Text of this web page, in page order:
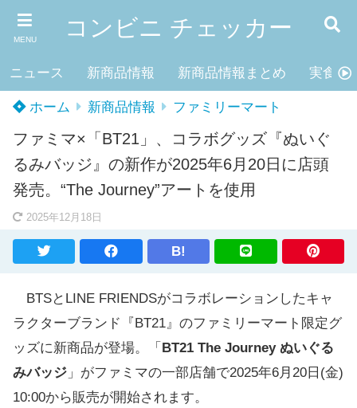
MENU コンビニ チェッカー
ニュース 新商品情報 新商品情報まとめ 実食レ
ホーム 新商品情報 ファミリーマート
ファミマ×「BT21」、コラボグッズ『ぬいぐ
るみバッジ』の新作が2025年6月20日に店頭
発売。“The Journey”アートを使用
2025年12月18日
B!
BTSとLINE FRIENDSがコラボレーションしたキャ
ラクターブランド『BT21』のファミリーマート限定グ
ッズに新商品が登場。「 BT21 The Journey ぬいぐる
みバッジ 」がファミマの一部店舗で2025年6月20日(金)
10:00から販売が開始されます。